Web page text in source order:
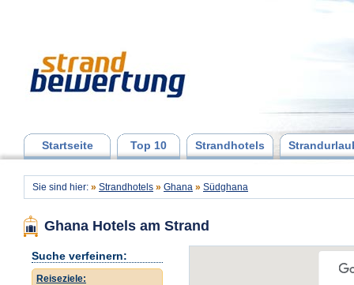
Startseite Top 10 Strandhotels
Sie sind hier: » Strandhotels » Ghana » Südghana
Ghana Hotels am Strand
Suche verfeinern:
Reiseziele: